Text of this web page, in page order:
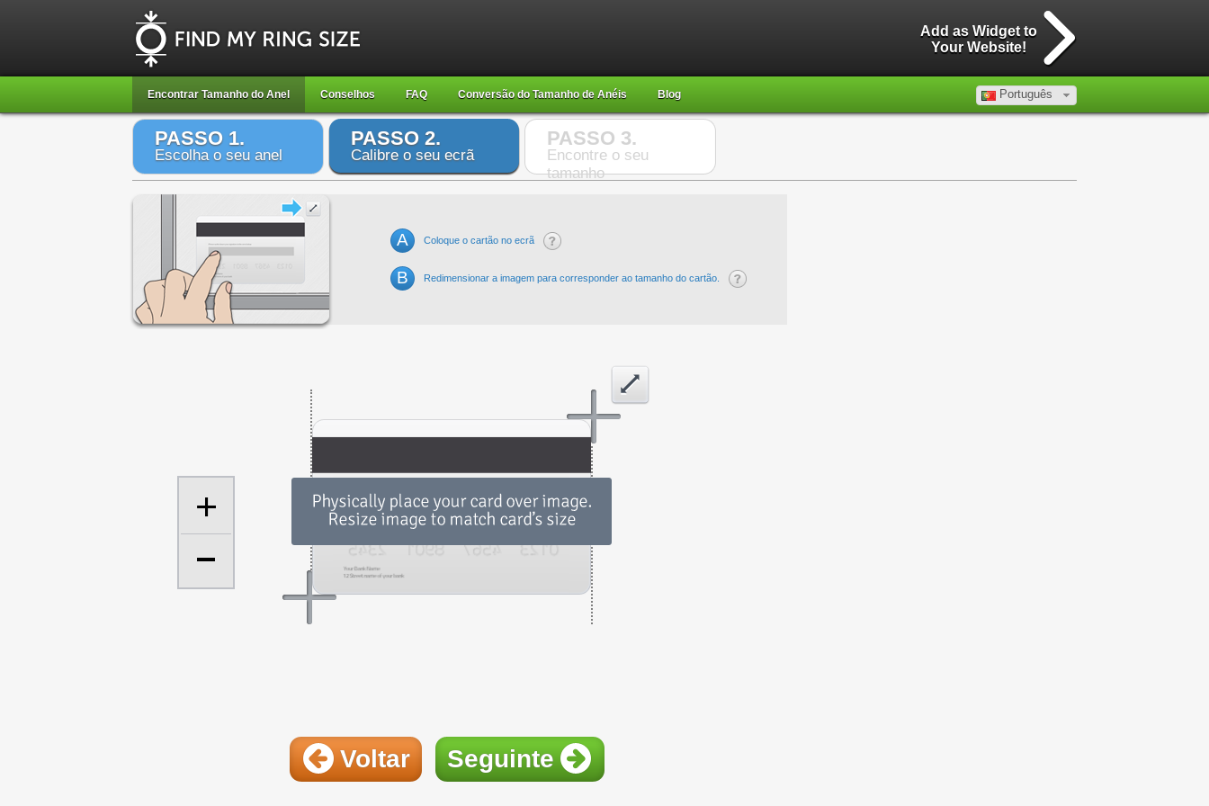
Add as Widget to
Your Website!
Encontrar Tamanho do Anel Conselhos FAQ Conversão do Tamanho de Anéis Blog Português
PASSO 1.
Escolha o seu anel
PASSO 2.
Calibre o seu ecrã
PASSO 3.
Encontre o seu
tamanho
A Coloque o cartão no ecrã
B Redimensionar a imagem para corresponder ao tamanho do cartão.
+
Voltar Seguinte